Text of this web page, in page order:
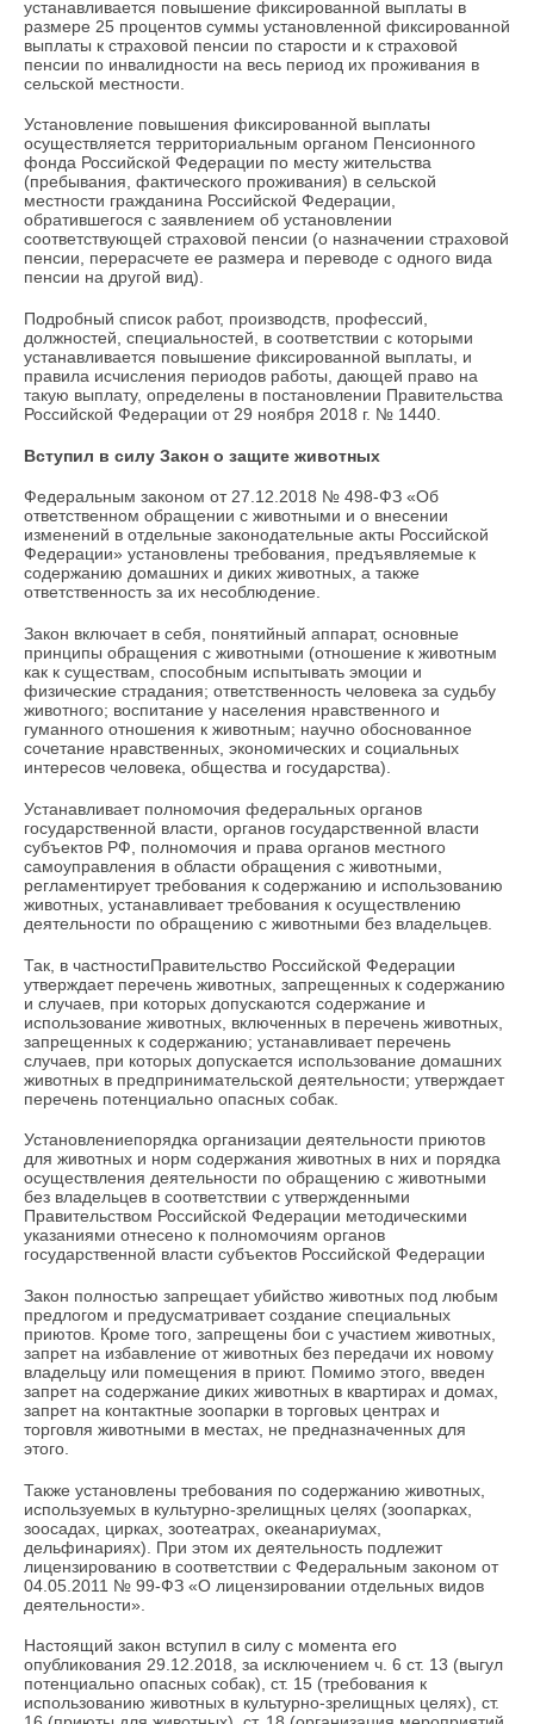
устанавливается повышение фиксированной выплаты в
размере 25 процентов суммы установленной фиксированной
выплаты к страховой пенсии по старости и к страховой
пенсии по инвалидности на весь период их проживания в
сельской местности.
Установление повышения фиксированной выплаты
осуществляется территориальным органом Пенсионного
фонда Российской Федерации по месту жительства
(пребывания, фактического проживания) в сельской
местности гражданина Российской Федерации,
обратившегося с заявлением об установлении
соответствующей страховой пенсии (о назначении страховой
пенсии, перерасчете ее размера и переводе с одного вида
пенсии на другой вид).
Подробный список работ, производств, профессий,
должностей, специальностей, в соответствии с которыми
устанавливается повышение фиксированной выплаты, и
правила исчисления периодов работы, дающей право на
такую выплату, определены в постановлении Правительства
Российской Федерации от 29 ноября 2018 г. № 1440.
Вступил в силу Закон о защите животных
Федеральным законом от 27.12.2018 № 498-ФЗ «Об
ответственном обращении с животными и о внесении
изменений в отдельные законодательные акты Российской
Федерации» установлены требования, предъявляемые к
содержанию домашних и диких животных, а также
ответственность за их несоблюдение.
Закон включает в себя, понятийный аппарат, основные
принципы обращения с животными (отношение к животным
как к существам, способным испытывать эмоции и
физические страдания; ответственность человека за судьбу
животного; воспитание у населения нравственного и
гуманного отношения к животным; научно обоснованное
сочетание нравственных, экономических и социальных
интересов человека, общества и государства).
Устанавливает полномочия федеральных органов
государственной власти, органов государственной власти
субъектов РФ, полномочия и права органов местного
самоуправления в области обращения с животными,
регламентирует требования к содержанию и использованию
животных, устанавливает требования к осуществлению
деятельности по обращению с животными без владельцев.
Так, в частностиПравительство Российской Федерации
утверждает перечень животных, запрещенных к содержанию
и случаев, при которых допускаются содержание и
использование животных, включенных в перечень животных,
запрещенных к содержанию; устанавливает перечень
случаев, при которых допускается использование домашних
животных в предпринимательской деятельности; утверждает
перечень потенциально опасных собак.
Установлениепорядка организации деятельности приютов
для животных и норм содержания животных в них и порядка
осуществления деятельности по обращению с животными
без владельцев в соответствии с утвержденными
Правительством Российской Федерации методическими
указаниями отнесено к полномочиям органов
государственной власти субъектов Российской Федерации
Закон полностью запрещает убийство животных под любым
предлогом и предусматривает создание специальных
приютов. Кроме того, запрещены бои с участием животных,
запрет на избавление от животных без передачи их новому
владельцу или помещения в приют. Помимо этого, введен
запрет на содержание диких животных в квартирах и домах,
запрет на контактные зоопарки в торговых центрах и
торговля животными в местах, не предназначенных для
этого.
Также установлены требования по содержанию животных,
используемых в культурно-зрелищных целях (зоопарках,
зоосадах, цирках, зоотеатрах, океанариумах,
дельфинариях). При этом их деятельность подлежит
лицензированию в соответствии с Федеральным законом от
04.05.2011 № 99-ФЗ «О лицензировании отдельных видов
деятельности».
Настоящий закон вступил в силу с момента его
опубликования 29.12.2018, за исключением ч. 6 ст. 13 (выгул
потенциально опасных собак), ст. 15 (требования к
использованию животных в культурно-зрелищных целях), ст.